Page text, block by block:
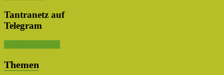
Tantranetz auf
Telegram
Themen